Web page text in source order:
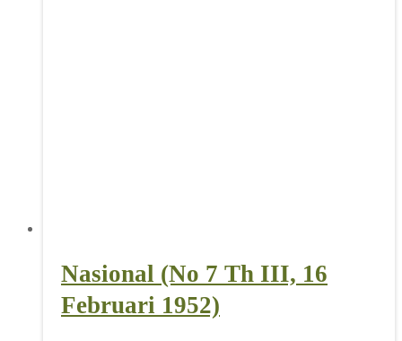
Nasional (No 7 Th III, 16
Februari 1952)